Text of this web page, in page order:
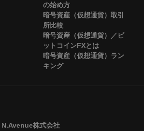
の始め方
暗号資産（仮想通貨）取引
所比較
暗号資産（仮想通貨）／ビ
ットコインFXとは
暗号資産（仮想通貨）ラン
キング
N.Avenue株式会社